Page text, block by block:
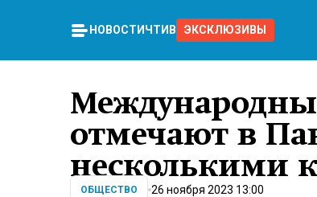
НОВОСТИ ЧТИВО ЭКСКЛЮЗИВЫ
отмечают в
несколькими
ОБЩЕСТВО 26 ноября 2023 13:00